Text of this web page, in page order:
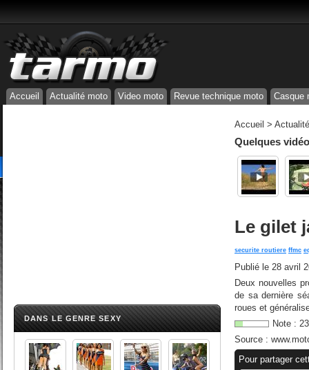
Accueil Actualité moto Video moto Revue technique moto Casque
DANS LE GENRE SEXY
Accueil >
Quelques
Le gilet
securite routiere ffmc
Publié le 28 avril
Deux nouvelles
de sa dernière
roues et
Note : 23
Source :
Pour partager